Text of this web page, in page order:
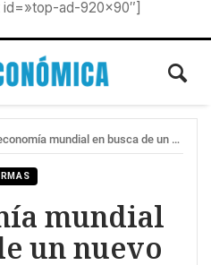
id=»top-ad-920×90″]
mundial en busca de un nuevo equilibrio
mundial
un nuevo